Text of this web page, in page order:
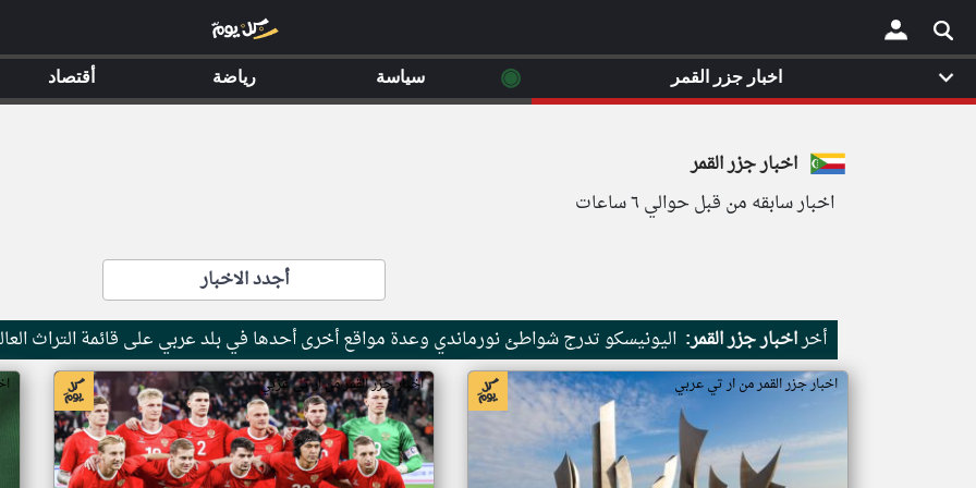
×
اخبار جزر القمر
اخبار سابقه من قبل حوالي ٦ ساعات
أجدد الاخبار
أخراخبار جزر القمر: اليونيسكو تدرج شواطئ نورماندي وعدة مواقع أخرى أحدها في بلد عربي على قائمة التراث
اخبار جزر القمر من ار تي عربي اخبار جزر القمر من ار تي عربي
اخبار جزر القمر ◉ سياسة رياضة أقتصاد